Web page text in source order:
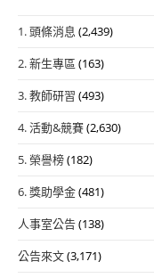
1. 頭條消息 (2,439)
2. 新生專區 (163)
3. 教師研習 (493)
4. 活動&競賽(2,630)
5. 榮譽榜(182)
6. 獎助學金(481)
人事室公告(138)
公告來文(3,171)